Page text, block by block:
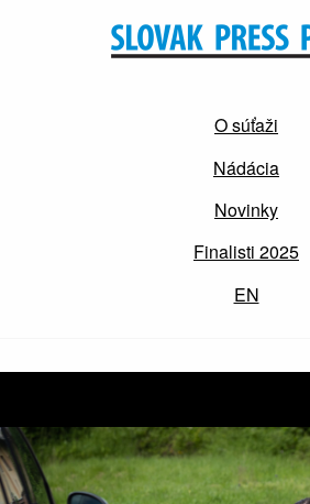
O súťaži
Nádácia
Novinky
Finalisti 2025
EN